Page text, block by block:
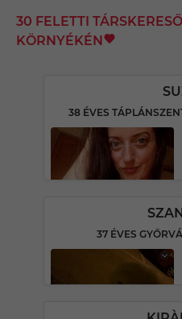
30 FELETTI
KÖRNYÉKÉN
37 ÉVES